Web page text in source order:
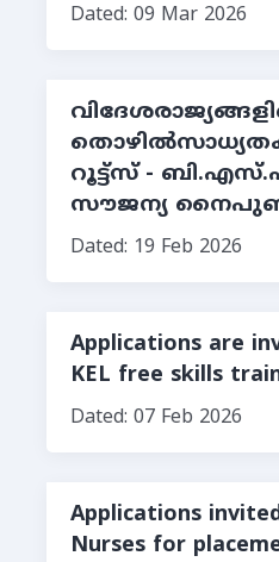
Dated: 09 Mar 2026
റൂട്ട്സ് -
സൗജന്യ
Dated: 19 Feb 2026
Applications are
KEL free skills
Dated: 07 Feb 2026
Applications
Nurses for